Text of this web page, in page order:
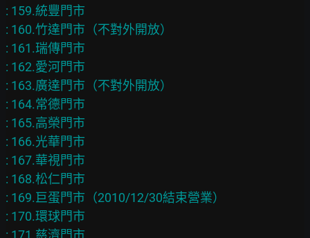
: 159.統豐門市
: 160.竹達門市（不對外開放）
: 161.瑞傳門市
: 162.愛河門市
: 163.廣達門市（不對外開放）
: 164.常德門市
: 165.高榮門市
: 166.光華門市
: 167.華視門市
: 168.松仁門市
: 169.巨蛋門市（2010/12/30結束營業）
: 170.環球門市
: 171.慈濟門市